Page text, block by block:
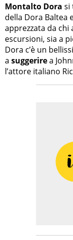
Montalto Dora si
della Dora Baltea
apprezzata da chi
escursioni, sia a
Dora c’è un
a suggerirea
l’attore italiano